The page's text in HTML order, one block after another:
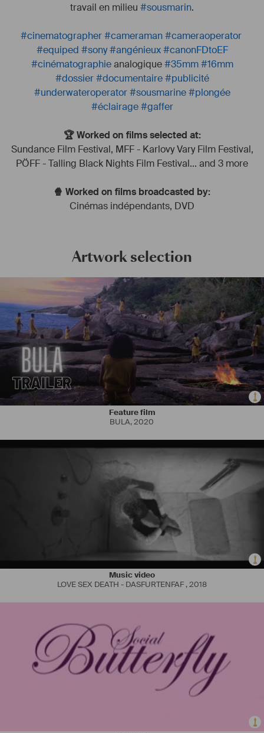
travail en milieu #sousmarin.
#cinematographer #cameraman #cameraoperator
#equiped #sony #angénieux #canonFDtoEF
#cinématographie analogique #35mm #16mm
#dossier #documentaire #publicité
#underwateroperator #sousmarine #plongée
#éclairage #gaffer
🏆 Worked on films selected at:
Sundance Film Festival, MFF - Karlovy Vary Film Festival,
PÖFF - Talling Black Nights Film Festival... and 3 more
🍿 Worked on films broadcasted by:
Cinémas indépendants, DVD
Artwork selection
Feature film
BULA,2020
Music video
LOVE SEX DEATH - DASFURTENFAF,2018